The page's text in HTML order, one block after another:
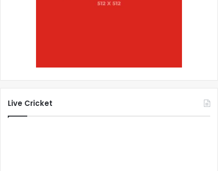
Live Cricket